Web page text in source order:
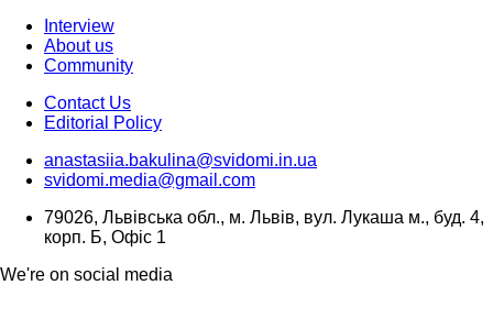
Interview
About us
Community
Contact Us
Editorial Policy
anastasiia.bakulina@svidomi.in.ua
svidomi.media@gmail.com
79026, Львівська обл., м. Львів, вул. Лукаша м., буд. 4,
корп. Б, Офіс 1
We're on social media